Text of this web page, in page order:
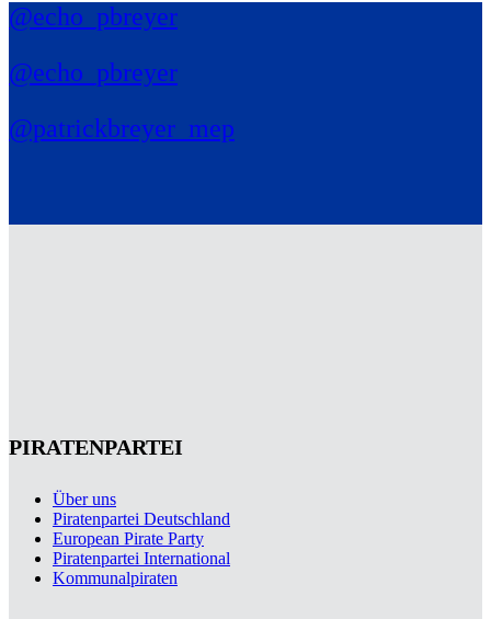
@echo_pbreyer
@echo_pbreyer
@patrickbreyer_mep
PIRATENPARTEI
Über uns
Piratenpartei Deutschland
European Pirate Party
Piratenpartei International
Kommunalpiraten